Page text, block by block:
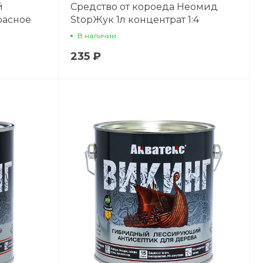
Средство от короеда Неомид
StopЖук 1л концентрат 1:4
В наличии
235 ₽